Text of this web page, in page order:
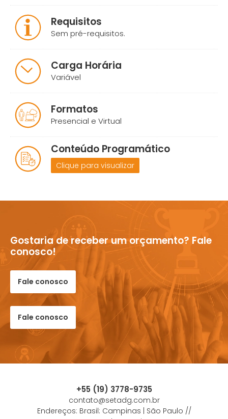
Requisitos
Sem pré-requisitos.
Carga Horária
Variável
Formatos
Presencial e Virtual
Conteúdo Programático
Clique para visualizar
Gostaria de receber um orçamento? Fale
conosco!
Fale conosco
Fale conosco
+55 (19) 3778-9735
contato@setadg.com.br
Endereços: Brasil: Campinas | São Paulo //